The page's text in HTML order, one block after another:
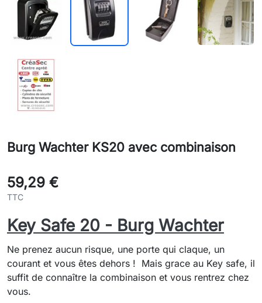
Burg Wachter KS20 avec combinaison
59,29 €
TTC
Key Safe 20 - Burg Wachter
Ne prenez aucun risque, une porte qui claque, un
courant et vous êtes dehors ! Mais grace au Key safe, il
suffit de connaître la combinaison et vous rentrez chez
vous.